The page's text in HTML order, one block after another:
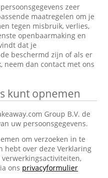
zeer
maatregelen om je
tegen misbruik, verlies,
openbaarmaking en
dat je
beschermd zijn of als er
neem dan contact met ons
kunt opnemen
Group B.V. de
uw persoonsgegevens.
om verzoeken in te
hebt over deze Verklaring
ons privacyformulier